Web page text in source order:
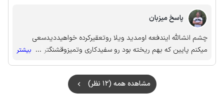
پاسخ میزبان
چشم انشالله ایندفعه اومدید ویلا روتعقیرکرده خواهیددیدسعی
میکنم پایین که بهم ریخته بود رو سفیدکاری وتمیزوقشنگتر بشه
... بیشتر
مشاهده همه (12 نظر)